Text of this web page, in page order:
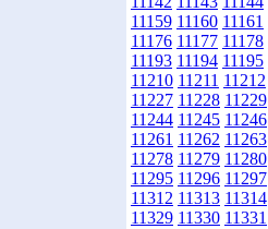
11159 11160 11161
11176 11177 11178
11193 11194 11195
11210 11211 11212
11227 11228 11229
11244 11245 11246
11261 11262 11263
11278 11279 11280
11295 11296 11297
11312 11313 11314
11329 11330 11331